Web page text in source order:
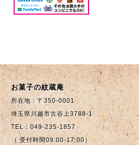
お菓子の紋蔵庵
所在地：〒350-0001
埼玉県川越市古谷上3788-1
TEL：049-235-1857
（ 受付時間09:00-17:00）